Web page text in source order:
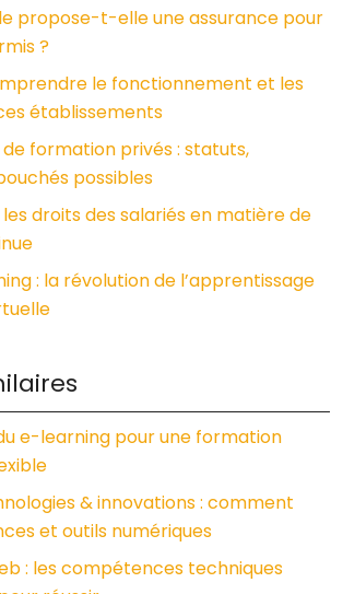
propose-t-elle une assurance pour
?
le fonctionnement et les
établissements
formation privés : statuts,
possibles
droits des salariés en matière de
: la révolution de l’apprentissage
e-learning pour une formation
& innovations : comment
et outils numériques
: les compétences techniques